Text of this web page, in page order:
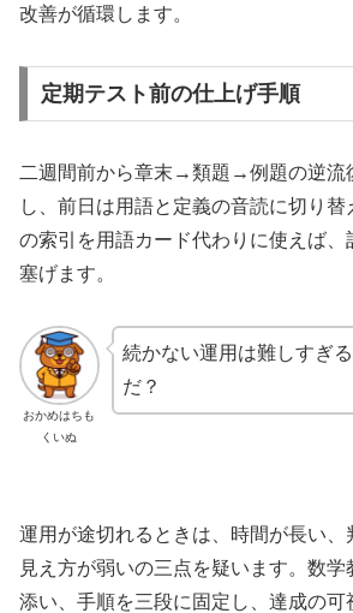
改善が循環します。
定期テスト前の仕上げ手順
二週間前から章末→類題→例題の逆流
し、前日は用語と定義の音読に切り
の索引を用語カード代わりに使えば、
塞げます。
おかめはちも
くいぬ
続かない運用は難しすぎ
だ？
運用が途切れるときは、時間が長い、
見え方が弱いの三点を疑います。数学
添い、手順を三段に固定し、達成の可